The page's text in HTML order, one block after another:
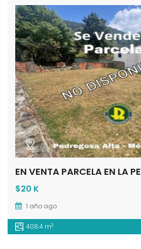
$20 K
1 año ago
408.4 m2